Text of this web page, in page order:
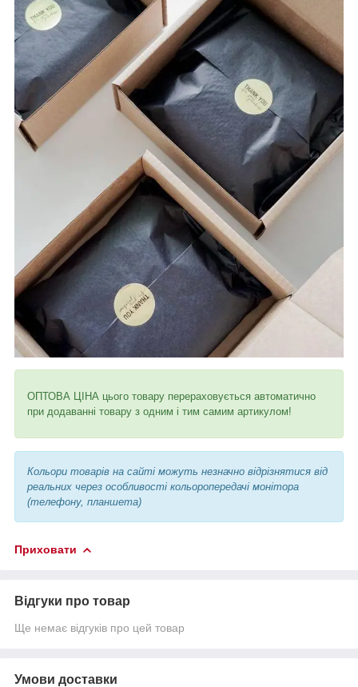
ОПТОВА ЦІНА цього товару перераховується автоматично
при додаванні товару з одним і тим самим артикулом!
Кольори товарів на сайті можуть незначно відрізнятися від
реальних через особливості кольоропередачі монітора
(телефону, планшета)
Приховати
Відгуки про товар
Ще немає відгуків про цей товар
Умови доставки